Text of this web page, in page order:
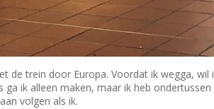
de trein door Europa. Voordat ik wegga,
ga ik alleen maken, maar ik heb
volgen als ik.